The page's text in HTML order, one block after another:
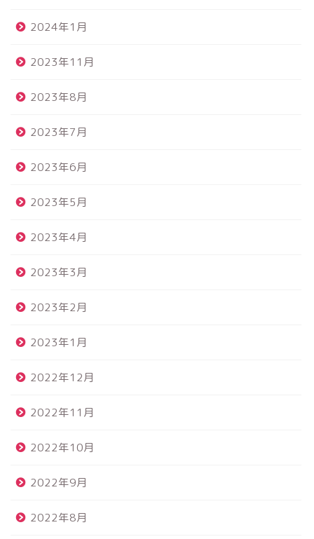
2024年1月
2023年11月
2023年8月
2023年7月
2023年6月
2023年5月
2023年4月
2023年3月
2023年2月
2023年1月
2022年12月
2022年11月
2022年10月
2022年9月
2022年8月